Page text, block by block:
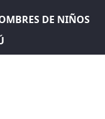
DE NIÑOS